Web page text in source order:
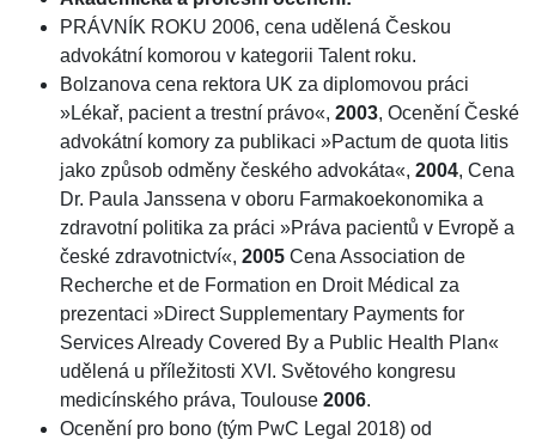
PRÁVNÍK ROKU 2006, cena udělená Českou
advokátní komorou v kategorii Talent roku.
Bolzanova cena rektora UK za diplomovou práci
»Lékař, pacient a trestní právo«, 2003, Ocenění České
advokátní komory za publikaci »Pactum de quota litis
jako způsob odměny českého advokáta«, 2004, Cena
Dr. Paula Janssena v oboru Farmakoekonomika a
zdravotní politika za práci »Práva pacientů v Evropě a
české zdravotnictví«, 2005 Cena Association de
Recherche et de Formation en Droit Médical za
prezentaci »Direct Supplementary Payments for
Services Already Covered By a Public Health Plan«
udělená u příležitosti XVI. Světového kongresu
medicínského práva, Toulouse 2006.
Ocenění pro bono (tým PwC Legal 2018) od